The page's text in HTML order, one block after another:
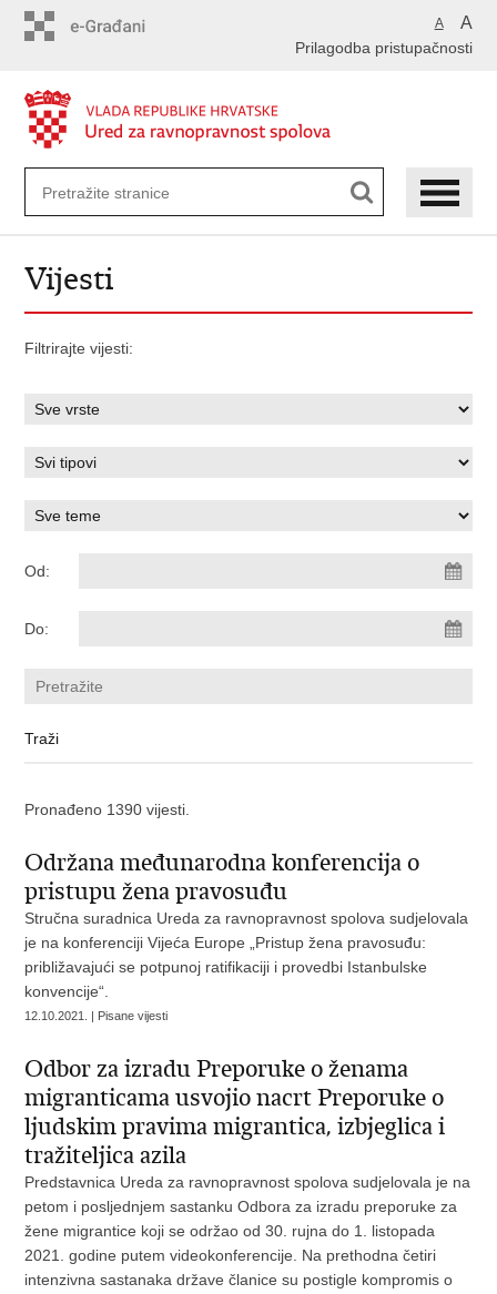
A A
Prilagodba pristupačnosti
Vijesti
Filtrirajte vijesti:
Od:
Do:
Pronađeno 1390 vijesti.
Održana međunarodna konferencija o
pristupu žena pravosuđu
Stručna suradnica Ureda za ravnopravnost spolova sudjelovala
je na konferenciji Vijeća Europe „Pristup žena pravosuđu:
približavajući se potpunoj ratifikaciji i provedbi Istanbulske
konvencije“.
12.10.2021. | Pisane vijesti
Odbor za izradu Preporuke o ženama
migranticama usvojio nacrt Preporuke o
ljudskim pravima migrantica, izbjeglica i
tražiteljica azila
Predstavnica Ureda za ravnopravnost spolova sudjelovala je na
petom i posljednjem sastanku Odbora za izradu preporuke za
žene migrantice koji se održao od 30. rujna do 1. listopada
2021. godine putem videokonferencije. Na prethodna četiri
intenzivna sastanaka države članice su postigle kompromis o